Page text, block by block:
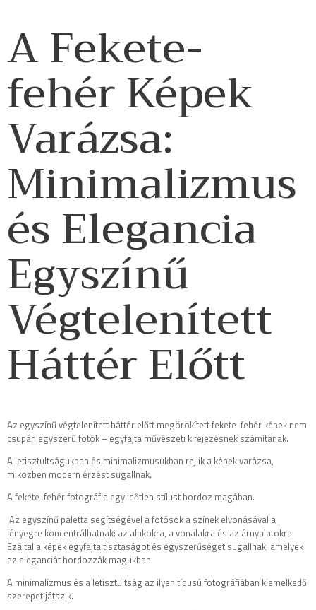
A Fekete-
fehér Képek
Varázsa:
Minimalizmus
és Elegancia
Egyszínű
Végtelenített
Háttér Előtt
Az egyszínű végtelenített háttér előtt megörökített fekete-fehér képek nem
csupán egyszerű fotók – egyfajta művészeti kifejezésnek számítanak.
A letisztultságukban és minimalizmusukban rejlik a képek varázsa,
miközben modern érzést sugallnak.
A fekete-fehér fotográfia egy időtlen stílust hordoz magában.
Az egyszínű paletta segítségével a fotósok a színek elvonásával a
lényegre koncentrálhatnak: az alakokra, a vonalakra és az árnyalatokra.
Ezáltal a képek egyfajta tisztaságot és egyszerűséget sugallnak, amelyek
az eleganciát hordozzák magukban.
A minimalizmus és a letisztultság az ilyen típusú fotográfiában kiemelkedő
szerepet játszik.